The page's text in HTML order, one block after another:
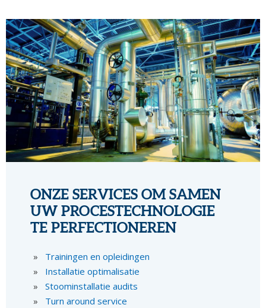
ONZE SERVICES OM SAMEN
UW PROCESTECHNOLOGIE
TE PERFECTIONEREN
Trainingen en opleidingen
Installatie optimalisatie
Stoominstallatie audits
Turn around service